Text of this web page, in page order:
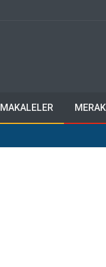
MAKALELER MERAK